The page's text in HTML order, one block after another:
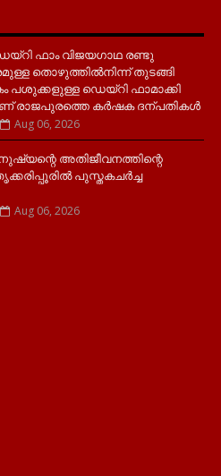
ഫാം വിജയഗാഥ രണ്ടു
തൊഴുത്തിൽനിന്ന് തുടങ്ങി
പശുക്കളുള്ള ഡെയ്റി ഫാമാക്കി
രാജപുരത്തെ കർഷക ദന്പതികൾ
Aug 06, 2026
അതിജീവനത്തിന്റെ
പുസ്തകചർച്ച
Aug 06, 2026